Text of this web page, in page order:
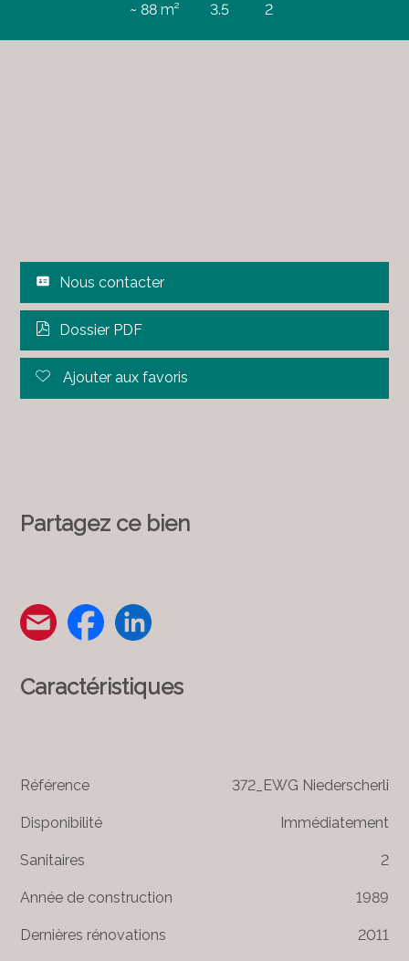
~ 88 m² 3.5 2
Nous contacter
Dossier PDF
Ajouter aux favoris
Partagez ce bien
Caractéristiques
Référence 372_EWG Niederscherli
Disponibilité Immédiatement
Sanitaires 2
Année de construction 1989
Dernières rénovations 2011